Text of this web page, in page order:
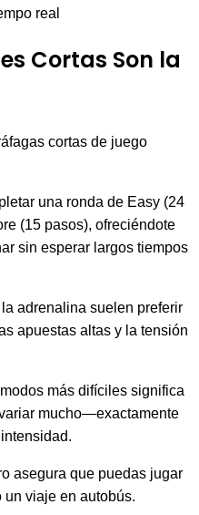
real
Cortas Son la
cortas de juego
una ronda de Easy (24
(15 pasos), ofreciéndote
sin esperar largos tiempos
adrenalina suelen preferir
apuestas altas y la tensión
más difíciles significa
mucho—exactamente
asegura que puedas jugar
viaje en autobús.